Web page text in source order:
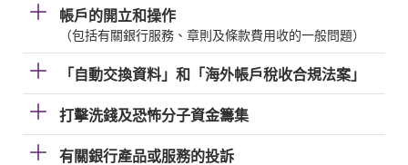
帳戶的開立和操作
（包括有關銀行服務、章則及條款費用收的一般問題）
「自動交換資料」和「海外帳戶稅收合規法案」
打擊洗錢及恐怖分子資金籌集
有關銀行產品或服務的投訴